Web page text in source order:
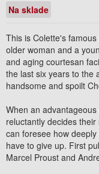
Na sklade
This is Colette's
older woman and a
and aging courtesan
the last six years to the
handsome and spoilt
When an
reluctantly decides
can foresee how
have to give up. First
Marcel Proust and